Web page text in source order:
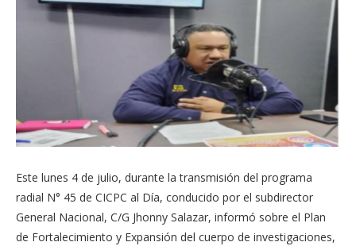
Este lunes 4 de julio, durante la transmisión del programa
radial N° 45 de CICPC al Día, conducido por el subdirector
General Nacional, C/G Jhonny Salazar, informó sobre el Plan
de Fortalecimiento y Expansión del cuerpo de investigaciones,